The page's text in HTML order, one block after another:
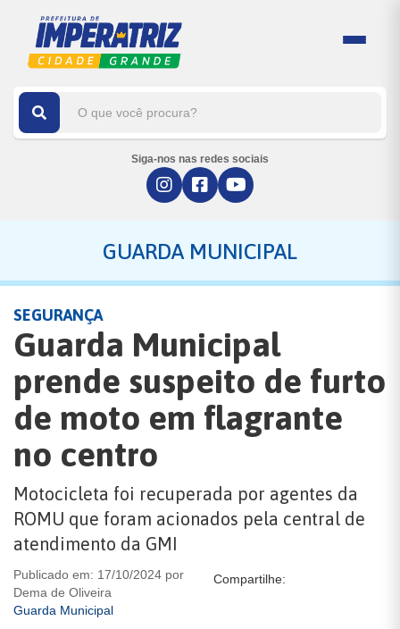
Siga-nos nas redes sociais
GUARDA MUNICIPAL
SEGURANÇA
Guarda Municipal
prende suspeito de furto
de moto em flagrante
no centro
Motocicleta foi recuperada por agentes da
ROMU que foram acionados pela central de
atendimento da GMI
Publicado em: 17/10/2024 por
Dema de Oliveira
Guarda Municipal
Compartilhe: